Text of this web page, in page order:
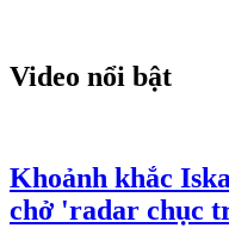
Video nổi bật
Khoảnh khắc
chở 'radar chục